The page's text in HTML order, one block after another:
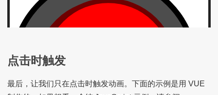
点击时触发
最后，让我们只在点击时触发动画。下面的示例是用 VUE